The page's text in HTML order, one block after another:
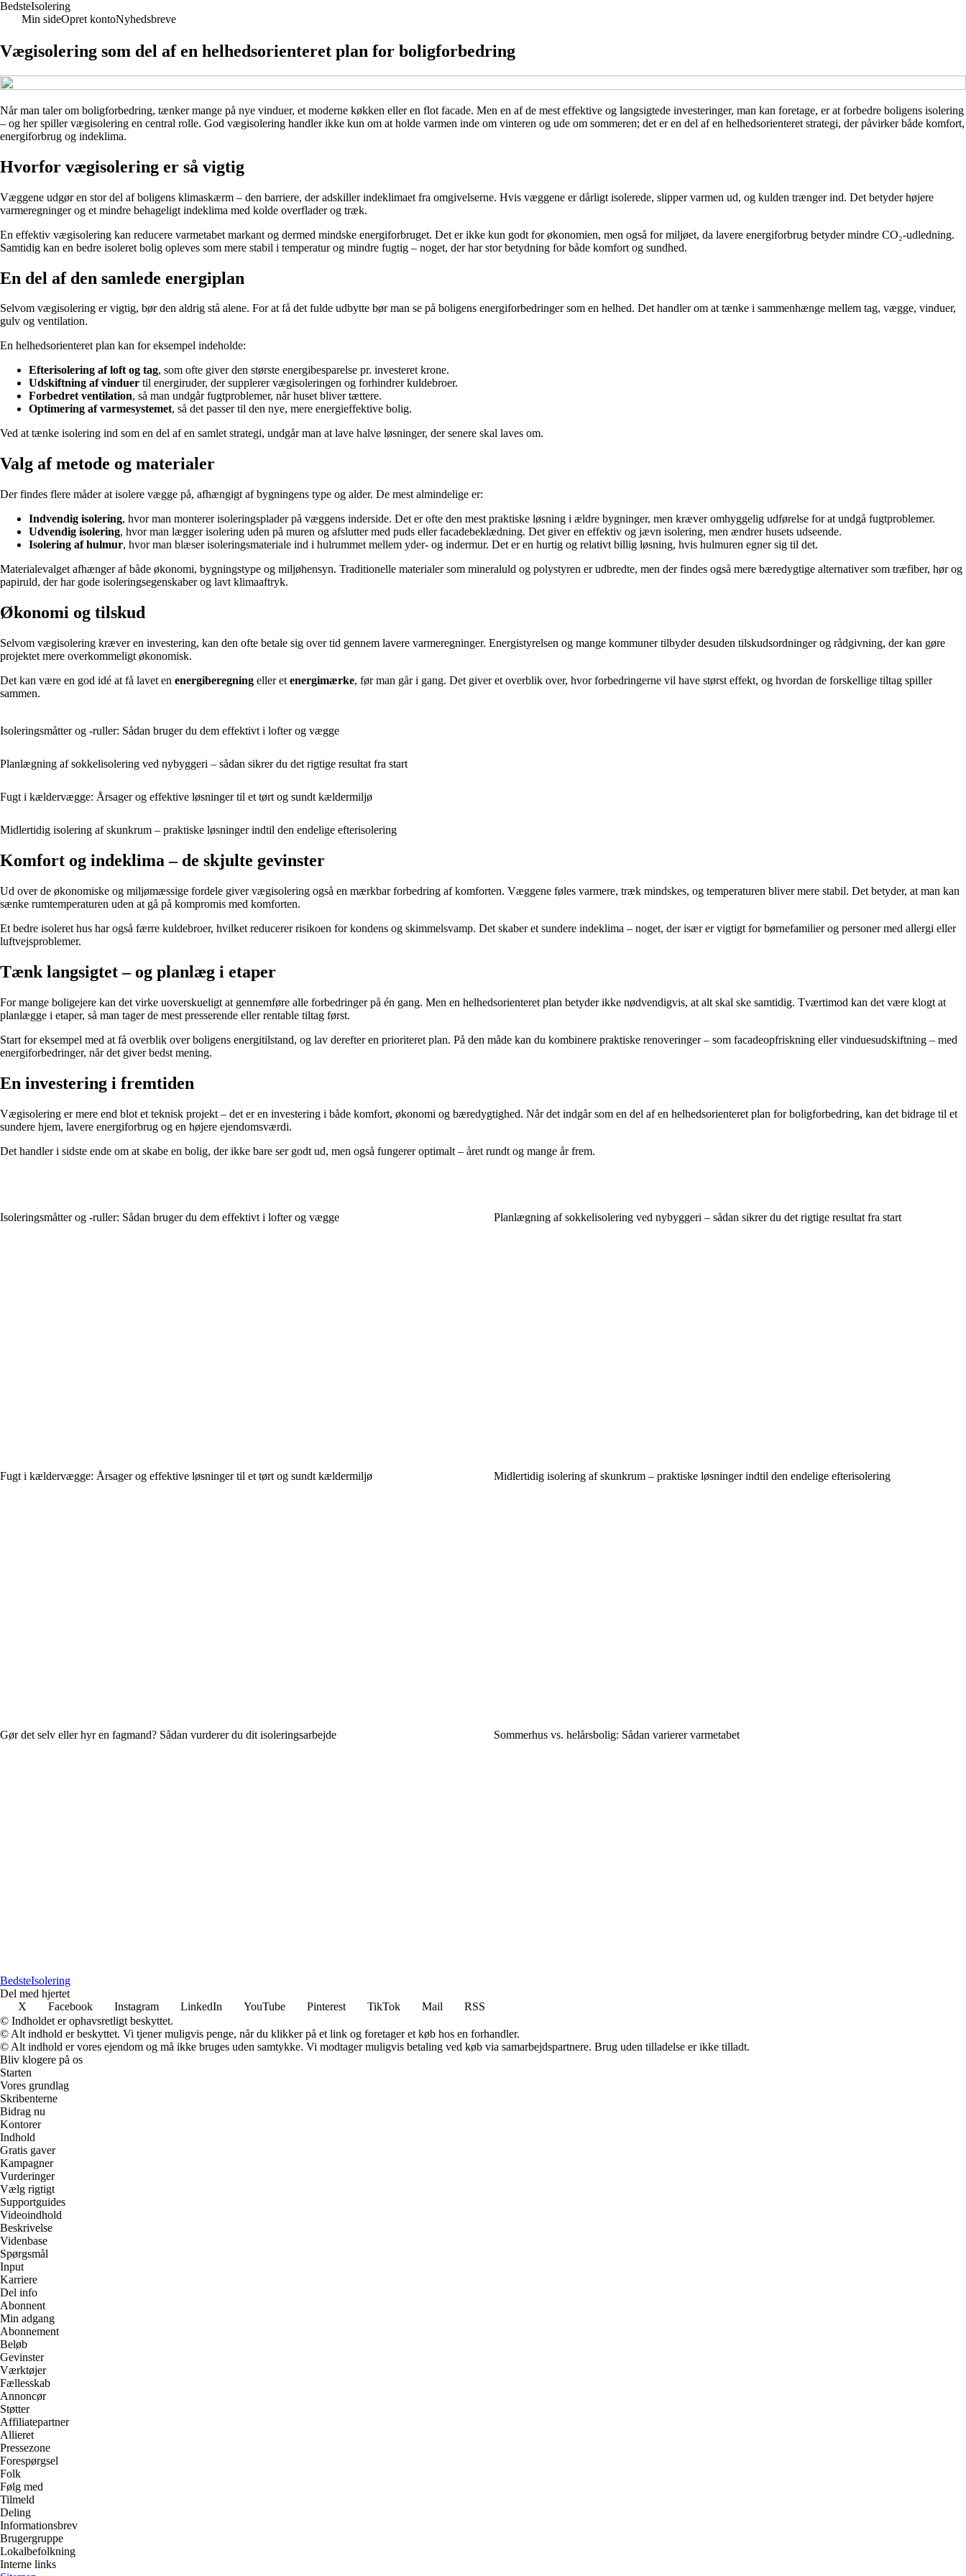
BedsteIsolering
Min sideOpret kontoNyhedsbreve
Vægisolering som del af en helhedsorienteret plan for boligforbedring
Når man taler om boligforbedring, tænker mange på nye vinduer, et moderne køkken eller en flot facade. Men en af de mest effektive og langsigtede investeringer, man kan foretage, er at forbedre boligens isolering
– og her spiller vægisolering en central rolle. God vægisolering handler ikke kun om at holde varmen inde om vinteren og ude om sommeren; det er en del af en helhedsorienteret strategi, der påvirker både komfort,
energiforbrug og indeklima.
Hvorfor vægisolering er så vigtig
Væggene udgør en stor del af boligens klimaskærm – den barriere, der adskiller indeklimaet fra omgivelserne. Hvis væggene er dårligt isolerede, slipper varmen ud, og kulden trænger ind. Det betyder højere
varmeregninger og et mindre behageligt indeklima med kolde overflader og træk.
En effektiv vægisolering kan reducere varmetabet markant og dermed mindske energiforbruget. Det er ikke kun godt for økonomien, men også for miljøet, da lavere energiforbrug betyder mindre CO₂-udledning.
Samtidig kan en bedre isoleret bolig opleves som mere stabil i temperatur og mindre fugtig – noget, der har stor betydning for både komfort og sundhed.
En del af den samlede energiplan
Selvom vægisolering er vigtig, bør den aldrig stå alene. For at få det fulde udbytte bør man se på boligens energiforbedringer som en helhed. Det handler om at tænke i sammenhænge mellem tag, vægge, vinduer,
gulv og ventilation.
En helhedsorienteret plan kan for eksempel indeholde:
Efterisolering af loft og tag, som ofte giver den største energibesparelse pr. investeret krone.
Udskiftning af vinduer til energiruder, der supplerer vægisoleringen og forhindrer kuldebroer.
Forbedret ventilation, så man undgår fugtproblemer, når huset bliver tættere.
Optimering af varmesystemet, så det passer til den nye, mere energieffektive bolig.
Ved at tænke isolering ind som en del af en samlet strategi, undgår man at lave halve løsninger, der senere skal laves om.
Valg af metode og materialer
Der findes flere måder at isolere vægge på, afhængigt af bygningens type og alder. De mest almindelige er:
Indvendig isolering, hvor man monterer isoleringsplader på væggens inderside. Det er ofte den mest praktiske løsning i ældre bygninger, men kræver omhyggelig udførelse for at undgå fugtproblemer.
Udvendig isolering, hvor man lægger isolering uden på muren og afslutter med puds eller facadebeklædning. Det giver en effektiv og jævn isolering, men ændrer husets udseende.
Isolering af hulmur, hvor man blæser isoleringsmateriale ind i hulrummet mellem yder- og indermur. Det er en hurtig og relativt billig løsning, hvis hulmuren egner sig til det.
Materialevalget afhænger af både økonomi, bygningstype og miljøhensyn. Traditionelle materialer som mineraluld og polystyren er udbredte, men der findes også mere bæredygtige alternativer som træfiber, hør og
papiruld, der har gode isoleringsegenskaber og lavt klimaaftryk.
Økonomi og tilskud
Selvom vægisolering kræver en investering, kan den ofte betale sig over tid gennem lavere varmeregninger. Energistyrelsen og mange kommuner tilbyder desuden tilskudsordninger og rådgivning, der kan gøre
projektet mere overkommeligt økonomisk.
Det kan være en god idé at få lavet en energiberegning eller et energimærke, før man går i gang. Det giver et overblik over, hvor forbedringerne vil have størst effekt, og hvordan de forskellige tiltag spiller
sammen.
Isoleringsmåtter og -ruller: Sådan bruger du dem effektivt i lofter og vægge
Planlægning af sokkelisolering ved nybyggeri – sådan sikrer du det rigtige resultat fra start
Fugt i kældervægge: Årsager og effektive løsninger til et tørt og sundt kældermiljø
Midlertidig isolering af skunkrum – praktiske løsninger indtil den endelige efterisolering
Komfort og indeklima – de skjulte gevinster
Ud over de økonomiske og miljømæssige fordele giver vægisolering også en mærkbar forbedring af komforten. Væggene føles varmere, træk mindskes, og temperaturen bliver mere stabil. Det betyder, at man kan
sænke rumtemperaturen uden at gå på kompromis med komforten.
Et bedre isoleret hus har også færre kuldebroer, hvilket reducerer risikoen for kondens og skimmelsvamp. Det skaber et sundere indeklima – noget, der især er vigtigt for børnefamilier og personer med allergi eller
luftvejsproblemer.
Tænk langsigtet – og planlæg i etaper
For mange boligejere kan det virke uoverskueligt at gennemføre alle forbedringer på én gang. Men en helhedsorienteret plan betyder ikke nødvendigvis, at alt skal ske samtidig. Tværtimod kan det være klogt at
planlægge i etaper, så man tager de mest presserende eller rentable tiltag først.
Start for eksempel med at få overblik over boligens energitilstand, og lav derefter en prioriteret plan. På den måde kan du kombinere praktiske renoveringer – som facadeopfriskning eller vinduesudskiftning – med
energiforbedringer, når det giver bedst mening.
En investering i fremtiden
Vægisolering er mere end blot et teknisk projekt – det er en investering i både komfort, økonomi og bæredygtighed. Når det indgår som en del af en helhedsorienteret plan for boligforbedring, kan det bidrage til et
sundere hjem, lavere energiforbrug og en højere ejendomsværdi.
Det handler i sidste ende om at skabe en bolig, der ikke bare ser godt ud, men også fungerer optimalt – året rundt og mange år frem.
Isoleringsmåtter og -ruller: Sådan bruger du dem effektivt i lofter og vægge Planlægning af sokkelisolering ved nybyggeri – sådan sikrer du det rigtige resultat fra start
Fugt i kældervægge: Årsager og effektive løsninger til et tørt og sundt kældermiljø Midlertidig isolering af skunkrum – praktiske løsninger indtil den endelige efterisolering
Gør det selv eller hyr en fagmand? Sådan vurderer du dit isoleringsarbejde Sommerhus vs. helårsbolig: Sådan varierer varmetabet
BedsteIsolering
Del med hjertet
X
Facebook Instagram LinkedIn YouTube Pinterest TikTok Mail
RSS
© Indholdet er ophavsretligt beskyttet.
© Alt indhold er beskyttet. Vi tjener muligvis penge, når du klikker på et link og foretager et køb hos en forhandler.
© Alt indhold er vores ejendom og må ikke bruges uden samtykke. Vi modtager muligvis betaling ved køb via samarbejdspartnere. Brug uden tilladelse er ikke tilladt.
Bliv klogere på os
Starten
Vores grundlag
Skribenterne
Bidrag nu
Kontorer
Indhold
Gratis gaver
Kampagner
Vurderinger
Vælg rigtigt
Supportguides
Videoindhold
Beskrivelse
Videnbase
Spørgsmål
Input
Karriere
Del info
Abonnent
Min adgang
Abonnement
Beløb
Gevinster
Værktøjer
Fællesskab
Annoncør
Støtter
Affiliatepartner
Allieret
Pressezone
Forespørgsel
Folk
Følg med
Tilmeld
Deling
Informationsbrev
Brugergruppe
Lokalbefolkning
Interne links